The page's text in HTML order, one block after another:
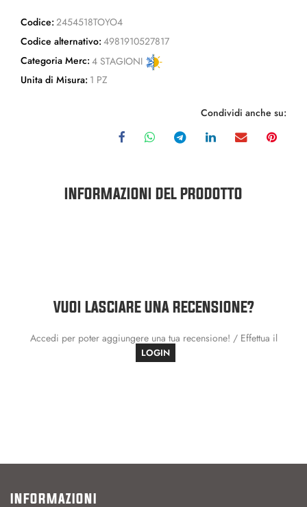
Codice: 2454518TOYO4
Codice alternativo: 4981910527817
Categoria Merc: 4 STAGIONI
Unita di Misura: 1 PZ
Condividi anche su:
INFORMAZIONI DEL PRODOTTO
VUOI LASCIARE UNA RECENSIONE?
Accedi per poter aggiungere una tua recensione! / Effettua il
LOGIN
INFORMAZIONI